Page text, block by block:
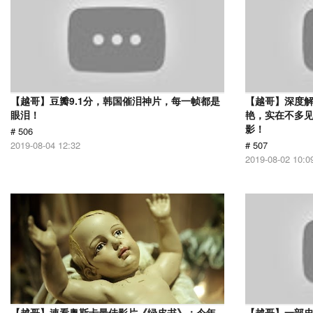
【越哥】豆瓣9.1分，韩国催泪神片，每一帧都是
眼泪！
# 506
2019-08-04 12:32
【越哥】深度
艳，实在不多
影！
# 507
2019-08-02